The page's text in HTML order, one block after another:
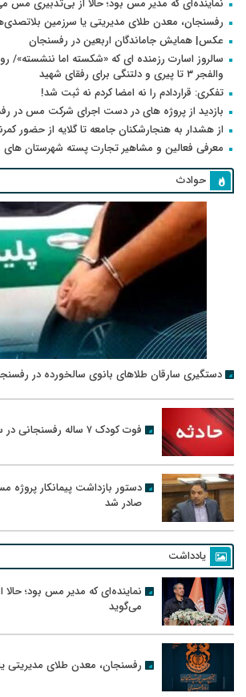
رفسنجان، معدن طلای مدیریتی یا سرزمین
عکس| همایش جاماندگان اربعین در رفسنجان
سالروز اسارت رزمنده ای که «شکسته اما ننشسته»/
والفجر ۳ تا پیری و دلتنگی برای رفقای شهید
تفکری: قراردادم را نه امضا کردم نه ثبت شد!
بازدید از پروژه های در دست اجرای شرکت مس در
از هشدار به هنجارشکنان جامعه تا گلایه از حضور
معرفی فعالین و مشاهیر تجارت پسته شهرستان های
حوادث
دستگیری سارقان طلاهای بانوی سالخورده در
فوت کودک ۷ ساله رفسنجانی در سانحه رانندگی
دستور بازداشت پیمانکار
صادر شد
یادداشت
نماینده‌ای که مدیر مس بود؛
می‌گوید
رفسنجان، معدن طلای مدیریتی